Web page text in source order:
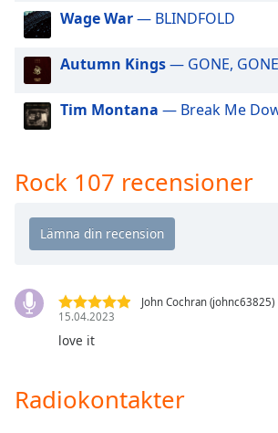
Beginning
window.
cancel
close
the
Background
Wage War— BLINDFOLD
Autumn Kings— GONE,
Tim Montana — Break Me
Rock 107 recensioner
John Cochran (johnc63825)
15.04.2023
love it
Radiokontakter